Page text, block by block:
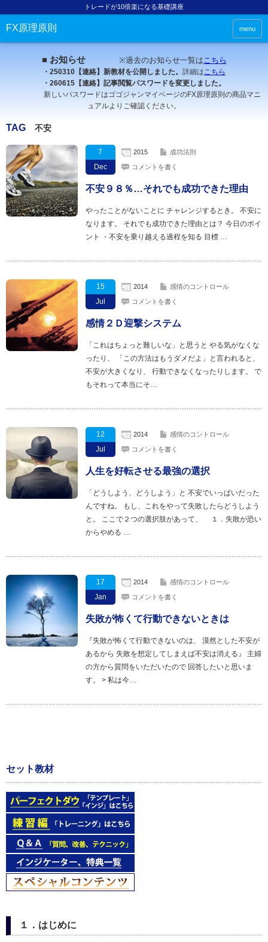
トレードが10倍楽になる基礎講座
FX原理原則 menu
■ お知らせ ※過去のお知らせ一覧はこちら
・250310【連絡】新教材を公開しました。 詳細はこちら
・260615【連絡】記事閲覧パスワードを変更しました。
新しいパスワードはゴゴジャンマイページのFX原理原則の商品マニ
ュアルよりご確認ください。
TAG 不安
7
Dec
2015 成功法則
コメントを書く
不安９８％…それでも成功できた理由
やったことがないことに チャレンジするとき。 不安に
なります。 それでも成功できた理由とは？ 今日のポイ
ント ・不安を乗り越える過程を知る 目標 …
15
Jul
2014 感情のコントロール
コメントを書く
感情２Ｄ迎撃システム
「これはちょっと難しいな」と思うと やる気がなくな
ったり、 「この方法はもうダメだよ」と言われると、
不安が大きくなり、 行動できなくなったりします。 で
もそれって本当にそ…
12
Jul
2014 感情のコントロール
コメントを書く
人生を好転させる最強の選択
「どうしよう、どうしよう」と 不安でいっぱいだった
んですね。 もし、これをやって失敗したらどうしよう
と。 ここで２つの選択肢があって、 １．失敗が恐い
からやめる …
17
Jan
2014 感情のコントロール
コメントを書く
失敗が怖くて行動できないときは
『失敗が怖くて行動できないのは、 漠然とした不安が
あるから 失敗を想定してしまえば不安は消える』 主婦
の方から質問をいただいたので 回答したいと思いま
す。 > 私は今…
セット教材
１．はじめに